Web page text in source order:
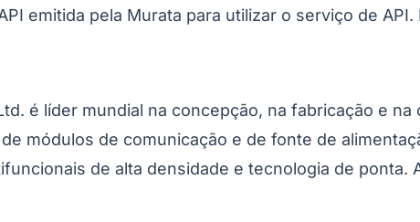
emitida pela Murata para utilizar o serviço de
é líder mundial na concepção, na fabricação e
módulos de comunicação e de fonte de
de alta densidade e tecnologia de